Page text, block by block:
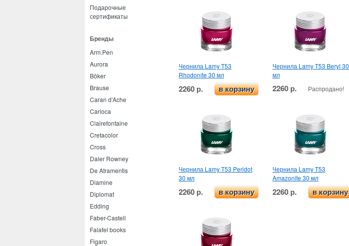
Подарочные
сертификаты
Бренды
Arm.Pen
Aurora
Böker
Brause
Caran d’Ache
Carioca
Clairefontaine
Cretacolor
Cross
Daler Rowney
De Atramentis
Diamine
Diplomat
Edding
Faber-Castell
Falafel books
Figaro
Чернила Lamy T53
Rhodonite 30 мл
2260 р. в корзину
Чернила Lamy T53 Beryl 30
мл
2260 р. Распродано!
Чернила Lamy T53 Peridot
30 мл
2260 р. в корзину
Чернила Lamy T53
Amazonite 30 мл
2260 р. в корзину